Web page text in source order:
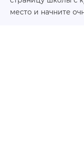
место и начните